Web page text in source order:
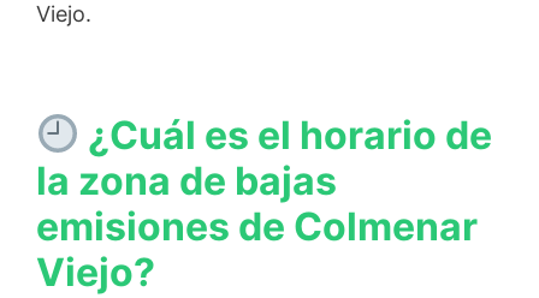
Viejo.
¿Cuál es el horario de
la zona de bajas
emisiones de Colmenar
Viejo?